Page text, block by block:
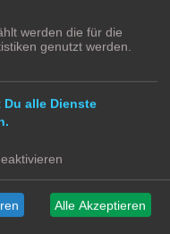
werden die für die
genutzt werden.
alle Dienste
Alle Akzeptieren